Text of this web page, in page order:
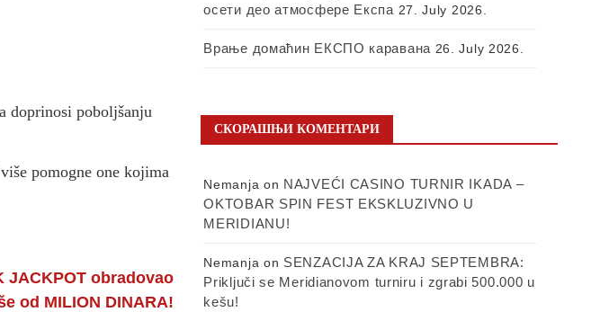
doprinosi poboljšanju
pomogne one kojima
JACKPOT obradovao
od MILION DINARA!
осети део атмосфере Експа 27. July 2026.
Врање домаћин ЕКСПО каравана 26. July 2026.
СКОРАШЊИ КОМЕНТАРИ
Nemanja on NAJVEĆI CASINO TURNIR IKADA –
OKTOBAR SPIN FEST EKSKLUZIVNO U
MERIDIANU!
Nemanja on SENZACIJA ZA KRAJ SEPTEMBRA:
Priključi se Meridianovom turniru i zgrabi 500.000 u
kešu!